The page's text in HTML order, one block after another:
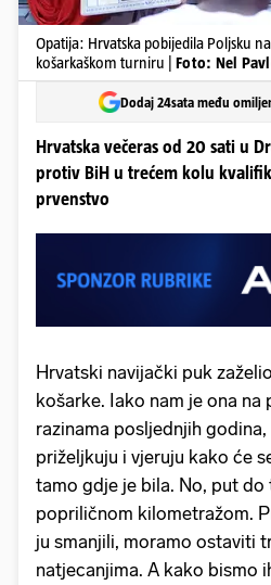
Opatija: Hrvatska pobijedila Poljsku
košarkaškom turniru | Foto: Nel
Dodaj 24sata među
Hrvatska večeras od 20 sati u
protiv BiH u trećem kolu
prvenstvo
Hrvatski navijački puk
košarke. Iako nam je ona
razinama posljednjih
priželjkuju i vjeruju kako će
tamo gdje je bila. No, put
popriličnom kilometražom.
ju smanjili, moramo ostaviti
natjecanjima. A kako bismo